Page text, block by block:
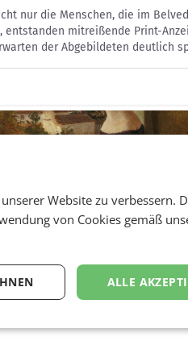
nur die Menschen, die im
mitreißende Print-
der Abgebildeten deutlich
/ Inserat
Website zu verbessern.
von Cookies gemäß
ALLE